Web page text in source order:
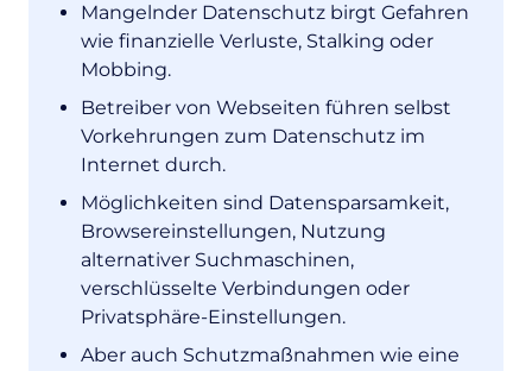
Mangelnder Datenschutz birgt Gefahren
wie finanzielle Verluste, Stalking oder
Mobbing.
Betreiber von Webseiten führen selbst
Vorkehrungen zum Datenschutz im
Internet durch.
Möglichkeiten sind Datensparsamkeit,
Browsereinstellungen, Nutzung
alternativer Suchmaschinen,
verschlüsselte Verbindungen oder
Privatsphäre-Einstellungen.
Aber auch Schutzmaßnahmen wie eine